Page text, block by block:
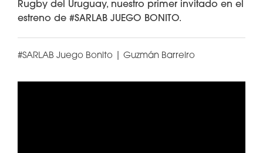
Rugby del Uruguay, nuestro primer invitado en el
estreno de #SARLAB JUEGO BONITO.
#SARLAB Juego Bonito | Guzmán Barreiro